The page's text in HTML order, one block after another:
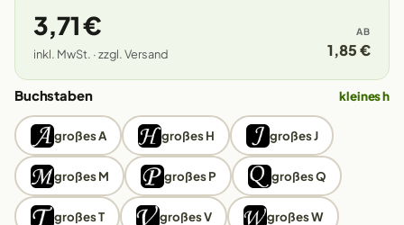
3,71 €
inkl. MwSt. · zzgl. Versand
AB
1,85 €
Buchstaben kleines h
großes A großes H großes J
großes M großes P großes Q
großes T großes V großes W